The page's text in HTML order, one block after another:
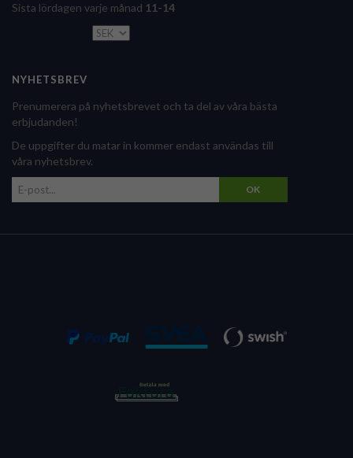
Sista lördagen varje månad 11-14
NYHETSBREV
Prenumerera på nyhetsbrevet och ta del av våra bästa
erbjudanden!
De uppgifter du matar in kommer endast användas till
våra nyhetsbrev.
OK